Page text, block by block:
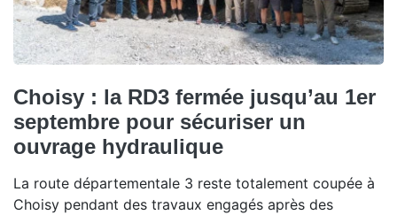
Choisy : la RD3 fermée jusqu’au 1er
septembre pour sécuriser un
ouvrage hydraulique
La route départementale 3 reste totalement coupée à
Choisy pendant des travaux engagés après des